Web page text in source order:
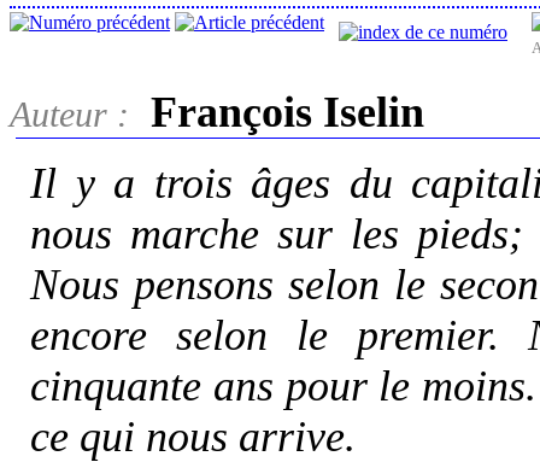
Auteur :
François Iselin
Il y a trois âges du
nous marche sur les
Nous pensons selon le
encore selon le premier.
cinquante ans pour le
ce qui nous arrive.